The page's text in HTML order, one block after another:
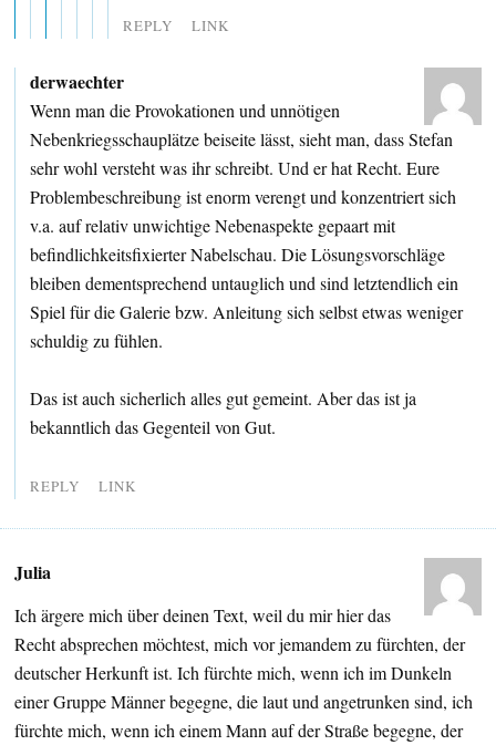
REPLY LINK
derwaechter
Wenn man die Provokationen und unnötigen
Nebenkriegsschauplätze beiseite lässt, sieht man, dass Stefan
sehr wohl versteht was ihr schreibt. Und er hat Recht. Eure
Problembeschreibung ist enorm verengt und konzentriert sich
v.a. auf relativ unwichtige Nebenaspekte gepaart mit
befindlichkeitsfixierter Nabelschau. Die Lösungsvorschläge
bleiben dementsprechend untauglich und sind letztendlich ein
Spiel für die Galerie bzw. Anleitung sich selbst etwas weniger
schuldig zu fühlen.
Das ist auch sicherlich alles gut gemeint. Aber das ist ja
bekanntlich das Gegenteil von Gut.
REPLY LINK
Julia
Ich ärgere mich über deinen Text, weil du mir hier das
Recht absprechen möchtest, mich vor jemandem zu fürchten, der
deutscher Herkunft ist. Ich fürchte mich, wenn ich im Dunkeln
einer Gruppe Männer begegne, die laut und angetrunken sind, ich
fürchte mich, wenn ich einem Mann auf der Straße begegne, der